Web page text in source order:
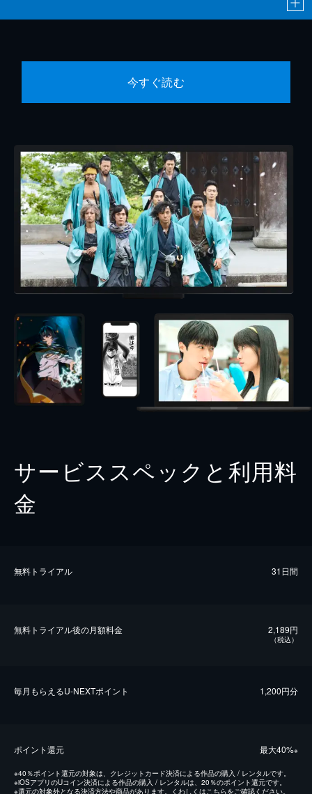
今すぐ読む
サービススペックと利用料
金
無料トライアル 31日間
無料トライアル後の⽉額料金 2,189円
（税込）
毎⽉もらえるU-NEXTポイント 1,200円分
ポイント還元 最⼤40%※
※40％ポイント還元の対象は、クレジットカード決済による作品の購入 / レンタルです。
※iOSアプリのUコイン決済による作品の購入 / レンタルは、20％のポイント還元です。
※還元の対象外となる決済方法や商品があります。くわしくは こちらをご確認ください。